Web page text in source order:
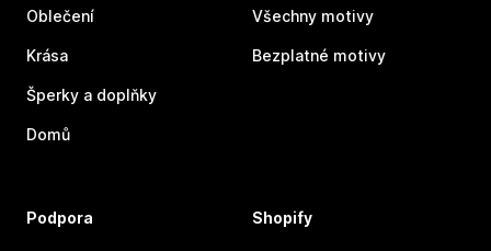
Oblečení
Krása
Šperky a doplňky
Domů
Všechny motivy
Bezplatné motivy
Podpora Shopify